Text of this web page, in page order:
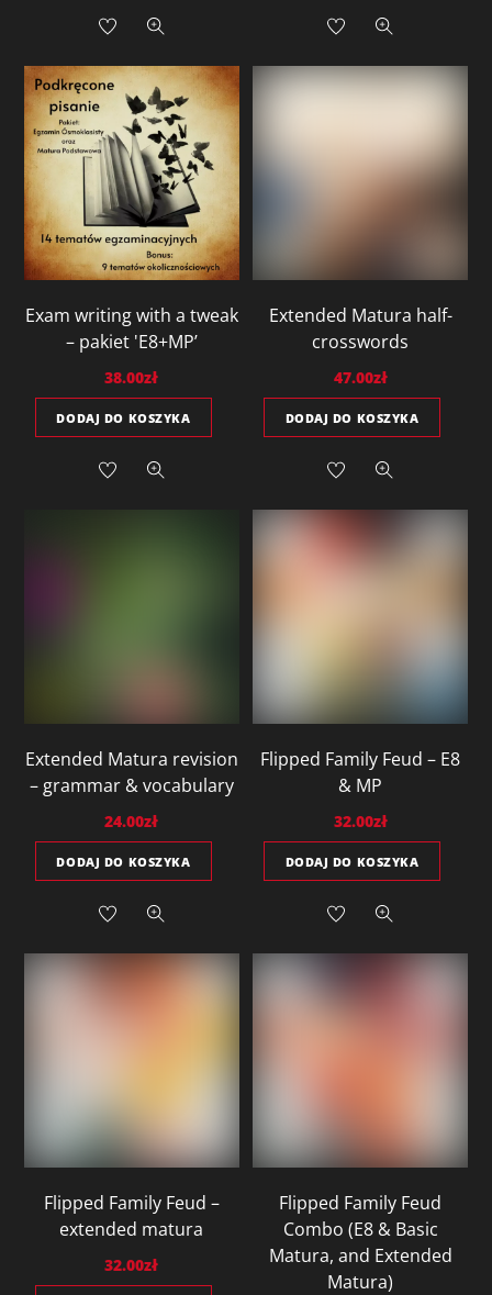
Exam writing with a tweak
– pakiet 'E8+MP’
38.00zł
DODAJ DO KOSZYKA
Extended Matura half-
crosswords
47.00zł
DODAJ DO KOSZYKA
Extended Matura revision
– grammar & vocabulary
24.00zł
DODAJ DO KOSZYKA
Flipped Family Feud – E8
& MP
32.00zł
DODAJ DO KOSZYKA
Flipped Family Feud –
extended matura
32.00zł
Flipped Family Feud
Combo (E8 & Basic
Matura, and Extended
Matura)